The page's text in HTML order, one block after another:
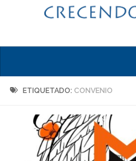
ETIQUETADO: CONVENIO